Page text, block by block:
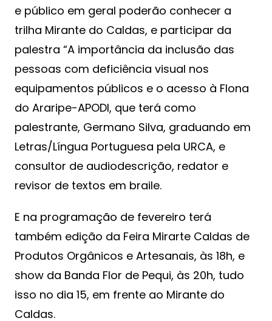
e público em geral poderão conhecer a
trilha Mirante do Caldas, e participar da
palestra “A importância da inclusão das
pessoas com deficiência visual nos
equipamentos públicos e o acesso à Flona
do Araripe-APODI, que terá como
palestrante, Germano Silva, graduando em
Letras/Língua Portuguesa pela URCA, e
consultor de audiodescrição, redator e
revisor de textos em braile.
E na programação de fevereiro terá
também edição da Feira Mirarte Caldas de
Produtos Orgânicos e Artesanais, às 18h, e
show da Banda Flor de Pequi, às 20h, tudo
isso no dia 15, em frente ao Mirante do
Caldas.